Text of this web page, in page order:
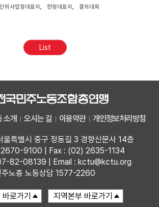
위사업장대표자, 현장대표자, 결의대회
List
소개 오시는 길 이용약관 개인정보처리방침
특별시 중구 정동길 3 경향신문사 14층
9100 | Fax : (02) 2635-1134
82-08139 | Email : kctu@kctu.org
주노총 노동상담 1577-2260